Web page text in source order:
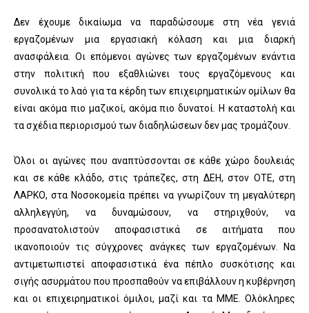
Δεν έχουμε δικαίωμα να παραδώσουμε στη νέα γενιά
εργαζομένων μια εργασιακή κόλαση και μια διαρκή
ανασφάλεια. Οι επόμενοι αγώνες των εργαζομένων ενάντια
στην πολιτική που εξαθλιώνει τους εργαζόμενους και
συνολικά το λαό για τα κέρδη των επιχειρηματικών ομίλων θα
είναι ακόμα πιο μαζικοί, ακόμα πιο δυνατοί. Η καταστολή και
τα σχέδια περιορισμού των διαδηλώσεων δεν μας τρομάζουν.
Όλοι οι αγώνες που αναπτύσσονται σε κάθε χώρο δουλειάς
και σε κάθε κλάδο, στις τράπεζες, στη ΔΕΗ, στον ΟΤΕ, στη
ΛΑΡΚΟ, στα Νοσοκομεία πρέπει να γνωρίζουν τη μεγαλύτερη
αλληλεγγύη, να δυναμώσουν, να στηριχθούν, να
προσανατολιστούν αποφασιστικά σε αιτήματα που
ικανοποιούν τις σύγχρονες ανάγκες των εργαζομένων. Να
αντιμετωπιστεί αποφασιστικά ένα πέπλο συσκότισης και
σιγής ασυρμάτου που προσπαθούν να επιβάλλουν η κυβέρνηση
και οι επιχειρηματικοί όμιλοι, μαζί και τα ΜΜΕ. Ολόκληρες